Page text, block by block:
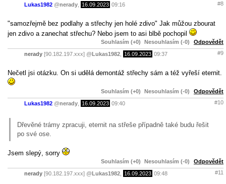
Lukas1982 @nerady 16.09.2023 09:16 #8
"samozřejmě bez podlahy a střechy jen holé zdivo" Jak můžou zbourat
jen zdivo a zanechat střechu? Nebo jsem to asi blbě pochopil
Souhlasím (+0) Nesouhlasím (-0) Odpovědět
nerady [90.182.197.xxx] @ Lukas1982 16.09.2023 09:37 #9
Nečetl jsi otázku. On si udělá demontáž střechy sám a též vyřeší eternit.
Souhlasím (+0) Nesouhlasím (-0) Odpovědět
Lukas1982 @nerady 16.09.2023 09:40 #10
Dřevěné trámy zpracuji, eternit na střeše případně také budu řešit
po své ose.
Jsem slepý, sorry
Souhlasím (+0) Nesouhlasím (-0) Odpovědět
nerady [90.182.197.xxx] @ Lukas1982 16.09.2023 09:48 #11